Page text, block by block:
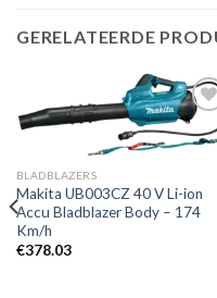
GERELATEERDE
verlanglijst
BLADBLAZERS
Makita UB003CZ 40 V Li-ion
Accu Bladblazer Body – 174
Km/h
€378.03